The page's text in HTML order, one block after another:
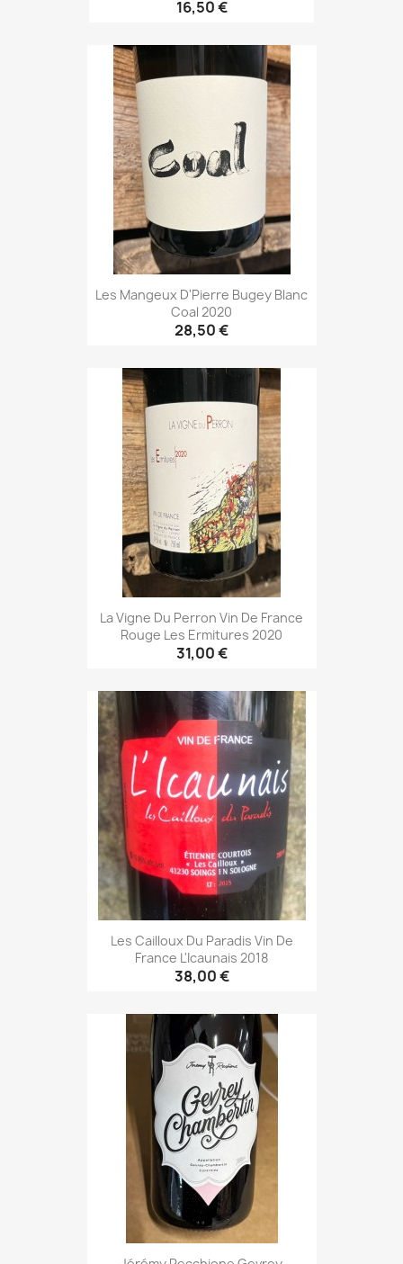
16,50 €
Les Mangeux D'Pierre Bugey Blanc
Coal 2020
28,50 €
La Vigne Du Perron Vin De France
Rouge Les Ermitures 2020
31,00 €
Les Cailloux Du Paradis Vin De
France L'Icaunais 2018
38,00 €